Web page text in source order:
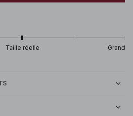
Taille réelle Grand